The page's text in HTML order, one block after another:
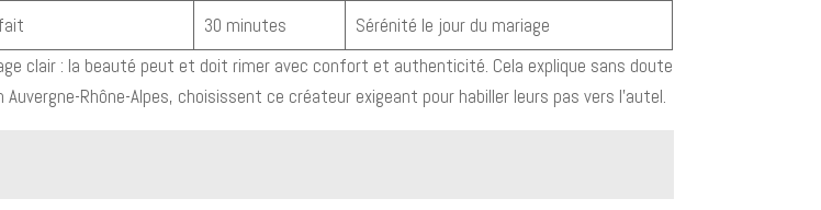
30 minutes
Sérénité le jour du mariage
clair : la beauté peut et doit rimer avec confort et authenticité. Cela explique sans doute
Rhône-Alpes, choisissent ce créateur exigeant pour habiller leurs pas vers l’autel.